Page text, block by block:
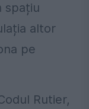
spațiu
altor
pe
Rutier,